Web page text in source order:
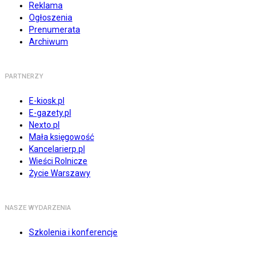
Reklama
Ogłoszenia
Prenumerata
Archiwum
PARTNERZY
E-kiosk.pl
E-gazety.pl
Nexto.pl
Mała księgowość
Kancelarierp.pl
Wieści Rolnicze
Życie Warszawy
NASZE WYDARZENIA
Szkolenia i konferencje